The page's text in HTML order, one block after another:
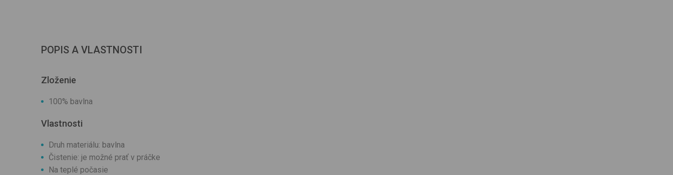
POPIS A VLASTNOSTI
Zloženie
100% bavlna
Vlastnosti
Druh materiálu: bavlna
Čistenie: je možné prať v práčke
Na teplé počasie